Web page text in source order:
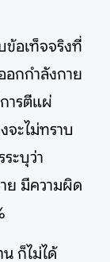
ข้อเท็จจริงที่
อกกำลังกาย
ารตีแผ่
จะไม่ทราบ
ะบุว่า
ย มีความผิด
ก็ไม่ได้